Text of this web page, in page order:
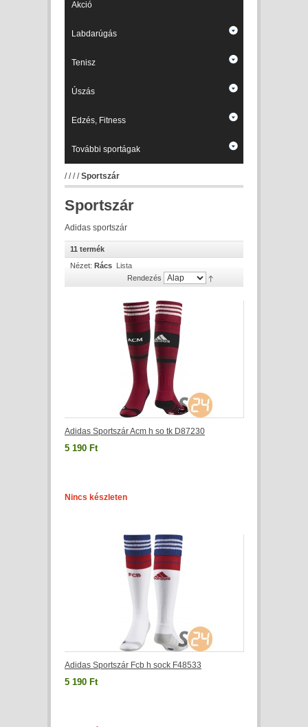
Akció
Labdarúgás
Tenisz
Úszás
Edzés, Fitness
További sportágak
////Sportszár
Sportszár
Adidas sportszár
11 termék
Nézet: Rács Lista
Rendezés
Adidas Sportszár Acm h so tk D87230
5 190 Ft
Nincs készleten
Adidas Sportszár Fcb h sock F48533
5 190 Ft